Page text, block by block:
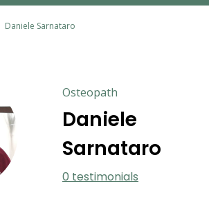
Daniele Sarnataro
Osteopath
Daniele
Sarnataro
0 testimonials